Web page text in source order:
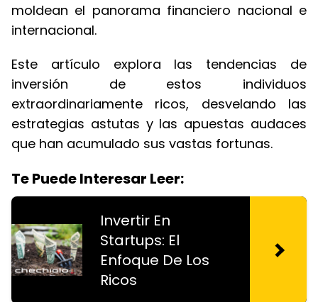
moldean el panorama financiero nacional e
internacional.
Este artículo explora las tendencias de
inversión de estos individuos
extraordinariamente ricos, desvelando las
estrategias astutas y las apuestas audaces
que han acumulado sus vastas fortunas.
Te Puede Interesar Leer:
Invertir En
Startups: El
Enfoque De Los
Ricos